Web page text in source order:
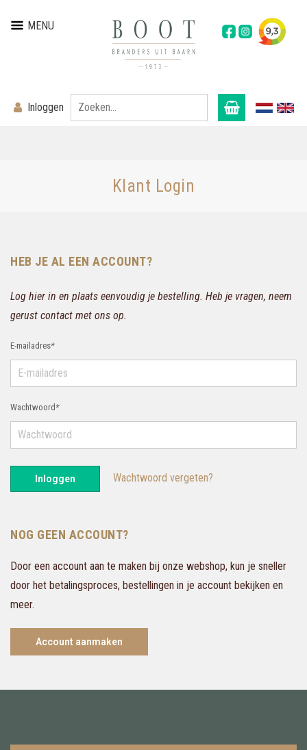
MENU
Inloggen
Klant Login
HEB JE AL EEN ACCOUNT?
Log hier in en plaats eenvoudig je bestelling. Heb je vragen, neem
gerust contact met ons op.
E-mailadres*
Wachtwoord *
Inloggen Wachtwoord vergeten?
NOG GEEN ACCOUNT?
Door een account aan te maken bij onze webshop, kun je sneller
door het betalingsproces, bestellingen in je account bekijken en
meer.
Account aanmaken